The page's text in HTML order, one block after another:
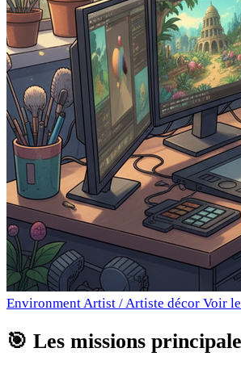
Environment Artist / Artiste décor Voir
🎯 Les missions